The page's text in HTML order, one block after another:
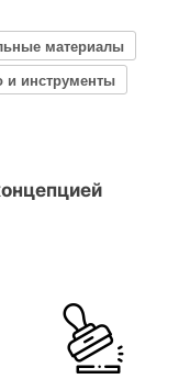
материалы
и инструменты